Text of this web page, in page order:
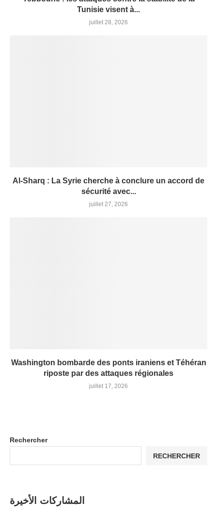
Tunisie visent à...
juillet 28, 2026
Al-Sharq : La Syrie cherche à conclure un accord de
sécurité avec...
juillet 27, 2026
Washington bombarde des ponts iraniens et Téhéran
riposte par des attaques régionales
juillet 17, 2026
Rechercher
RECHERCHER
المشاركات الأخيرة